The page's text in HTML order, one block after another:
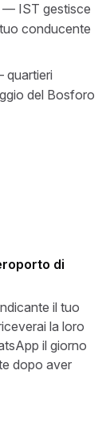
— IST gestisce
conducente
del Bosforo
di
il tuo
la loro
il giorno
dopo aver